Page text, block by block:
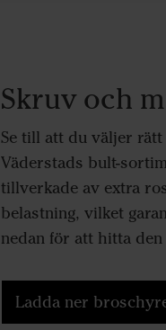
Skruv och
Se till att du väljer
Väderstads bult-
tillverkade av extra
belastning, vilket
nedan för att hitta
Ladda ner